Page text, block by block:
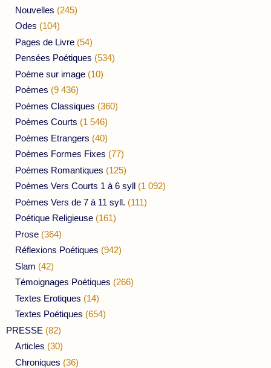
Nouvelles (245)
Odes (104)
Pages de Livre (54)
Pensées Poétiques (534)
Poème sur image (10)
Poèmes (9 436)
Poèmes Classiques (360)
Poèmes Courts (1 546)
Poèmes Etrangers (40)
Poèmes Formes Fixes (77)
Poèmes Romantiques (125)
Poèmes Vers Courts 1 à 6 syll (1 092)
Poèmes Vers de 7 à 11 syll. (111)
Poétique Religieuse (161)
Prose (364)
Réflexions Poétiques (942)
Slam (42)
Témoignages Poétiques (266)
Textes Erotiques (14)
Textes Poétiques (654)
PRESSE (82)
Articles (30)
Chroniques (36)